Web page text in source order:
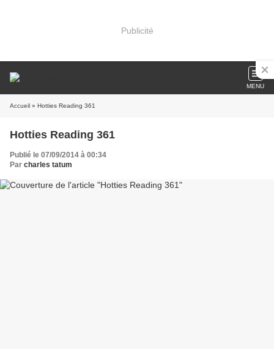
Publicité
MENU
Accueil » Hotties Reading 361
Hotties Reading 361
Publié le 07/09/2014 à 00:34
Par charles tatum